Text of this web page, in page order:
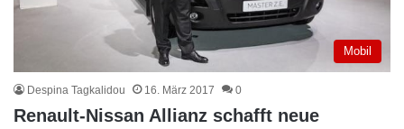
Mobil
Despina Tagkalidou 16. März 2017 0
Renault-Nissan Allianz schafft neue